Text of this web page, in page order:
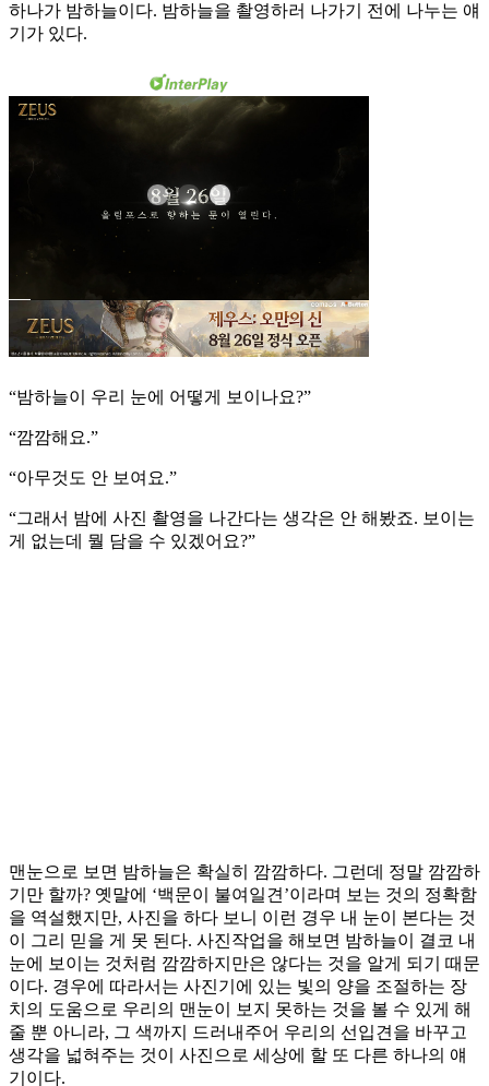
하나가 밤하늘이다. 밤하늘을 촬영하러 나가기 전에 나누는 얘
기가 있다.
“밤하늘이 우리 눈에 어떻게 보이나요?”
“깜깜해요.”
“아무것도 안 보여요.”
“그래서 밤에 사진 촬영을 나간다는 생각은 안 해봤죠. 보이는
게 없는데 뭘 담을 수 있겠어요?”
맨눈으로 보면 밤하늘은 확실히 깜깜하다. 그런데 정말 깜깜하
기만 할까? 옛말에 ‘백문이 불여일견’이라며 보는 것의 정확함
을 역설했지만, 사진을 하다 보니 이런 경우 내 눈이 본다는 것
이 그리 믿을 게 못 된다. 사진작업을 해보면 밤하늘이 결코 내
눈에 보이는 것처럼 깜깜하지만은 않다는 것을 알게 되기 때문
이다. 경우에 따라서는 사진기에 있는 빛의 양을 조절하는 장
치의 도움으로 우리의 맨눈이 보지 못하는 것을 볼 수 있게 해
줄 뿐 아니라, 그 색까지 드러내주어 우리의 선입견을 바꾸고
생각을 넓혀주는 것이 사진으로 세상에 할 또 다른 하나의 얘
기이다.